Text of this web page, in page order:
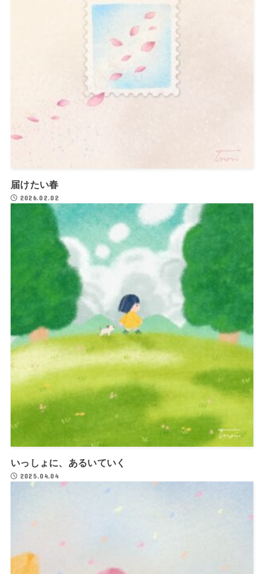
届けたい春
2026.02.02
いっしょに、あるいていく
2025.04.04